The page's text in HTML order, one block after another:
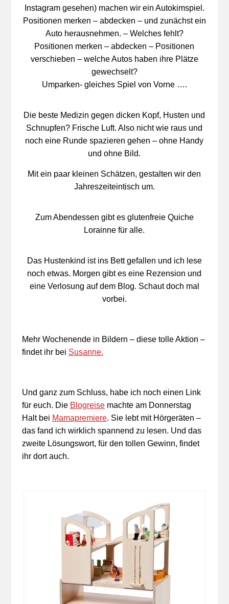
Instagram gesehen) machen wir ein Autokimspiel.
Positionen merken – abdecken – und zunächst ein
Auto herausnehmen. – Welches fehlt?
Positionen merken – abdecken – Positionen
verschieben – welche Autos haben ihre Plätze
gewechselt?
Umparken- gleiches Spiel von Vorne ….
Die beste Medizin gegen dicken Kopf, Husten und
Schnupfen? Frische Luft. Also nicht wie raus und
noch eine Runde spazieren gehen – ohne Handy
und ohne Bild.
Mit ein paar kleinen Schätzen, gestalten wir den
Jahreszeiteintisch um.
Zum Abendessen gibt es glutenfreie Quiche
Lorainne für alle.
Das Hustenkind ist ins Bett gefallen und ich lese
noch etwas. Morgen gibt es eine Rezension und
eine Verlosung auf dem Blog. Schaut doch mal
vorbei.
Mehr Wochenende in Bildern – diese tolle Aktion –
findet ihr bei Susanne.
Und ganz zum Schluss, habe ich noch einen Link
für euch. Die Blogreisemachte am Donnerstag
Halt bei Mamapremiere. Sie lebt mit Hörgeräten –
das fand ich wirklich spannend zu lesen. Und das
zweite Lösungswort, für den tollen Gewinn, findet
ihr dort auch.